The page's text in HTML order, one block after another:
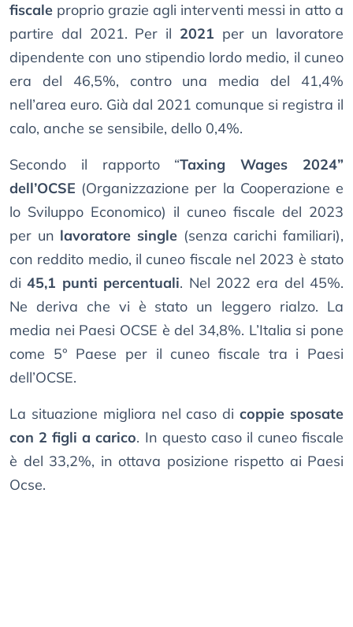
fiscale proprio grazie agli interventi messi in atto a
partire dal 2021. Per il 2021 per un lavoratore
dipendente con uno stipendio lordo medio, il cuneo
era del 46,5%, contro una media del 41,4%
nell’area euro. Già dal 2021 comunque si registra il
calo, anche se sensibile, dello 0,4%.
Secondo il rapporto “Taxing Wages 2024”
dell’OCSE (Organizzazione per la Cooperazione e
lo Sviluppo Economico) il cuneo fiscale del 2023
per un lavoratore single (senza carichi familiari),
con reddito medio, il cuneo fiscale nel 2023 è stato
di45,1 punti percentuali. Nel 2022 era del 45%.
Ne deriva che vi è stato un leggero rialzo. La
media nei Paesi OCSE è del 34,8%. L’Italia si pone
come 5° Paese per il cuneo fiscale tra i Paesi
dell’OCSE.
La situazione migliora nel caso dicoppie sposate
con 2 figli a carico. In questo caso il cuneo fiscale
è del 33,2%, in ottava posizione rispetto ai Paesi
Ocse.